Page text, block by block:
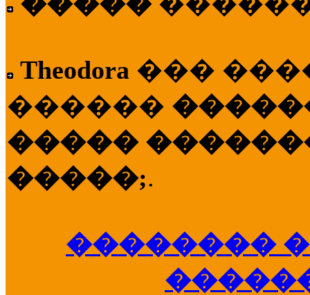
Theodora ���
������
�����
�����;.
��������